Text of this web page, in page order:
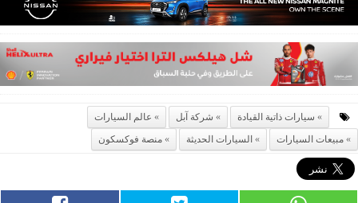
سيارات ذاتية القيادة شركة آبل
عالم السيارات
مبيعات السيارات
السيارات الحديثة منصة فوكسكون